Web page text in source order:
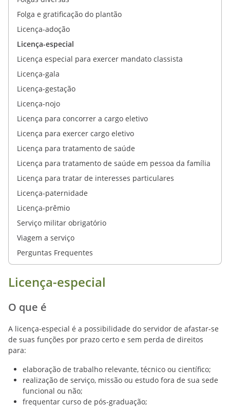
Folga e gratificação do plantão
Licença-adoção
Licença-especial
Licença especial para exercer mandato classista
Licença-gala
Licença-gestação
Licença-nojo
Licença para concorrer a cargo eletivo
Licença para exercer cargo eletivo
Licença para tratamento de saúde
Licença para tratamento de saúde em pessoa da família
Licença para tratar de interesses particulares
Licença-paternidade
Licença-prêmio
Serviço militar obrigatório
Viagem a serviço
Perguntas Frequentes
Licença-especial
O que é
A licença-especial é a possibilidade do servidor de afastar-se
de suas funções por prazo certo e sem perda de direitos
para:
elaboração de trabalho relevante, técnico ou científico;
realização de serviço, missão ou estudo fora de sua sede
funcional ou não;
frequentar curso de pós-graduação;